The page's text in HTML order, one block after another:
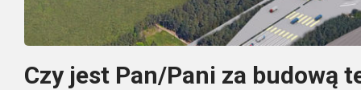
Czy jest Pan/Pani za budową